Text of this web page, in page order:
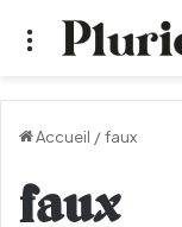
Menu
Accueil /faux
faux